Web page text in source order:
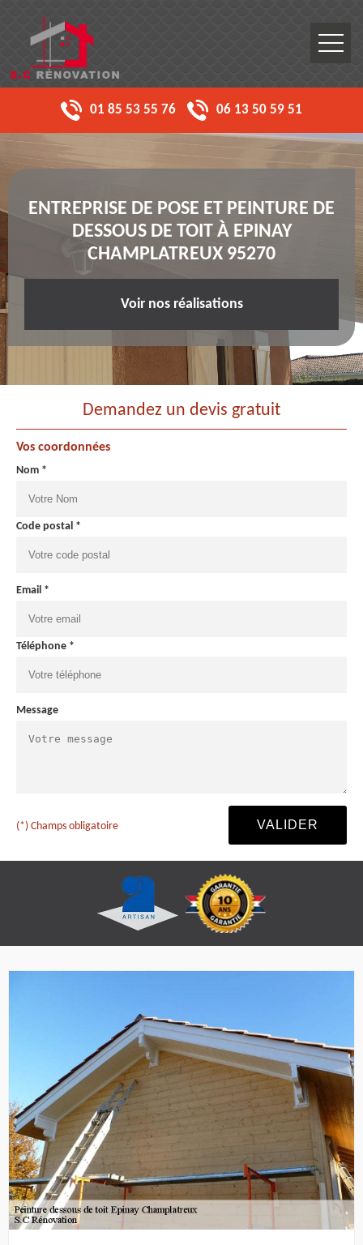
01 85 53 55 76 06 13 50 59 51
ENTREPRISE DE POSE ET PEINTURE DE
DESSOUS DE TOIT À EPINAY
CHAMPLATREUX 95270
Voir nos réalisations
Demandez un devis gratuit
Vos coordonnées
Nom *
Code postal *
Email *
Téléphone *
Message
(*) Champs obligatoire